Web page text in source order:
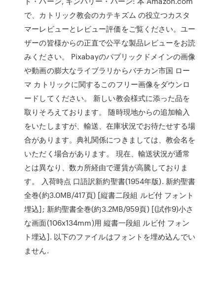
で、カトリック教会のカテキズム の役立つカスタ
マーレビューとレビュー評価をご覧ください。ユー
ザーの皆様からの正直で公平な製品レビューをお読
みください。 Pixabayのパブリックドメインの画像
や動画の膨大なライブラリからバチカン市国 ロー
マ カトリックに関するこのフリー画像をダウンロ
ードしてください。 新しい教会様式に添った品を
取りそろえております。 随時現地からの追加輸入
をいたしますが、輸送、在庫状況でお待たせする場
合があります。典礼関係につきましては、教会名を
いただく場合があります。 現在、輸送状況が通常
とは異なり、数カ所経由で運賃が高騰しておりま
す。 入荷時点 口語訳新約聖書(1954年版). 新約聖書
全巻(約3.0MB/417頁) [縦書二段組 ルビ付 フォント
埋込]; 新約聖書全巻(約3.2MB/959頁) [(試作9)小さ
な画面(106x134mm)用 縦書一段組 ルビ付 フォン
ト埋込]. 以下のファイルはフォントを埋め込んでい
ません.